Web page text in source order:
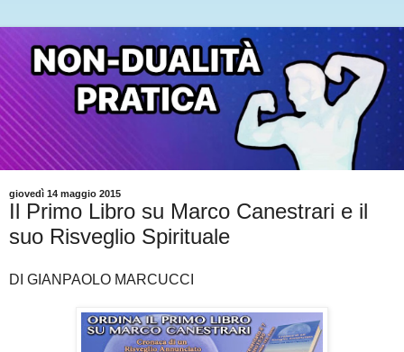
giovedì 14 maggio 2015
Il Primo Libro su Marco Canestrari e il
suo Risveglio Spirituale
DI GIANPAOLO MARCUCCI